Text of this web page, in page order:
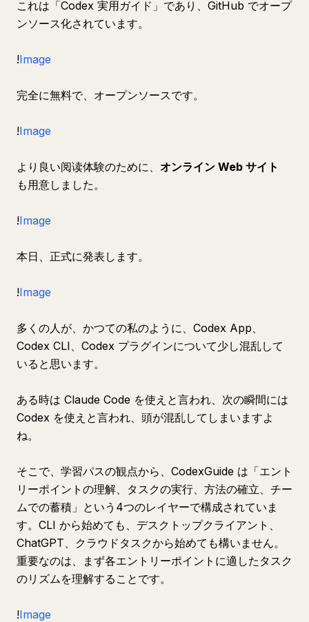
これは「Codex 実用ガイド」であり、GitHub でオープ
ンソース化されています。
!Image
完全に無料で、オープンソースです。
!Image
より良い阅读体験のために、 オンライン Web サイト
も用意しました。
!Image
本日、正式に発表します。
!Image
多くの人が、かつての私のように、Codex App、
Codex CLI、Codex プラグインについて少し混乱して
いると思います。
ある時は Claude Code を使えと言われ、次の瞬間には
Codex を使えと言われ、頭が混乱してしまいますよ
ね。
そこで、学習パスの観点から、CodexGuide は「エント
リーポイントの理解、タスクの実行、方法の確立、チー
ムでの蓄積」という4つのレイヤーで構成されていま
す。CLI から始めても、デスクトップクライアント、
ChatGPT、クラウドタスクから始めても構いません。
重要なのは、まず各エントリーポイントに適したタスク
のリズムを理解することです。
!Image